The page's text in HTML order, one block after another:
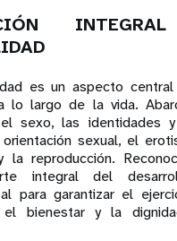
es un aspecto
lo largo de la vida.
sexo, las identidades
sexual, el
la reproducción.
integral del
para garantizar el
el bienestar y la